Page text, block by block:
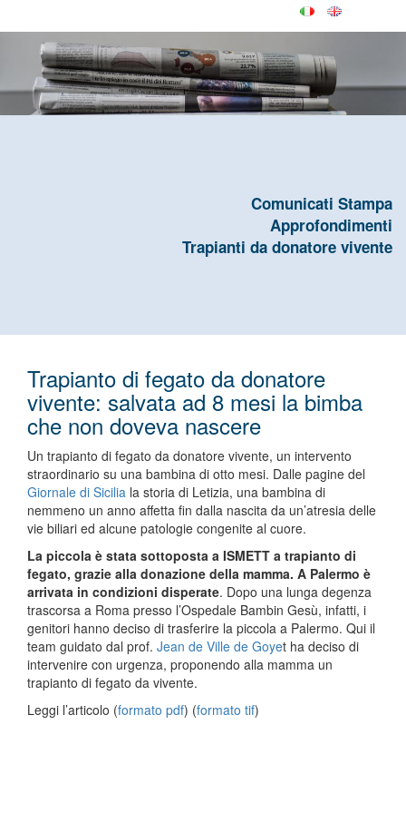
Comunicati Stampa
Approfondimenti
Trapianti da donatore vivente
Trapianto di fegato da donatore
vivente: salvata ad 8 mesi la bimba
che non doveva nascere
Un trapianto di fegato da donatore vivente, un intervento
straordinario su una bambina di otto mesi. Dalle pagine del
Giornale di Sicilia la storia di Letizia, una bambina di
nemmeno un anno affetta fin dalla nascita da un’atresia delle
vie biliari ed alcune patologie congenite al cuore.
La piccola è stata sottoposta a ISMETT a trapianto di
fegato, grazie alla donazione della mamma. A Palermo è
arrivata in condizioni disperate. Dopo una lunga degenza
trascorsa a Roma presso l’Ospedale Bambin Gesù, infatti, i
genitori hanno deciso di trasferire la piccola a Palermo. Qui il
team guidato dal prof. Jean de Ville de Goyet ha deciso di
intervenire con urgenza, proponendo alla mamma un
trapianto di fegato da vivente.
Leggi l’articolo (formato pdf) (formato tif)